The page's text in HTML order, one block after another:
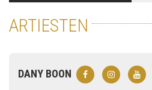
ARTIESTEN
DANY BOON